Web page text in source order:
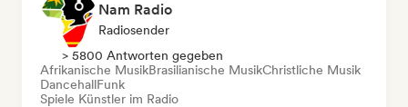
Nam Radio
Radiosender
> 5800 Antworten gegeben
Afrikanische MusikBrasilianische MusikChristliche Musik
DancehallFunk
Spiele Künstler im Radio